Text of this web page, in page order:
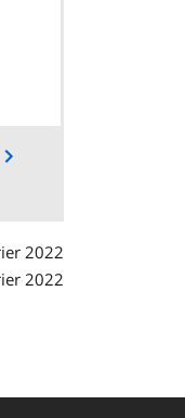
2022
2022